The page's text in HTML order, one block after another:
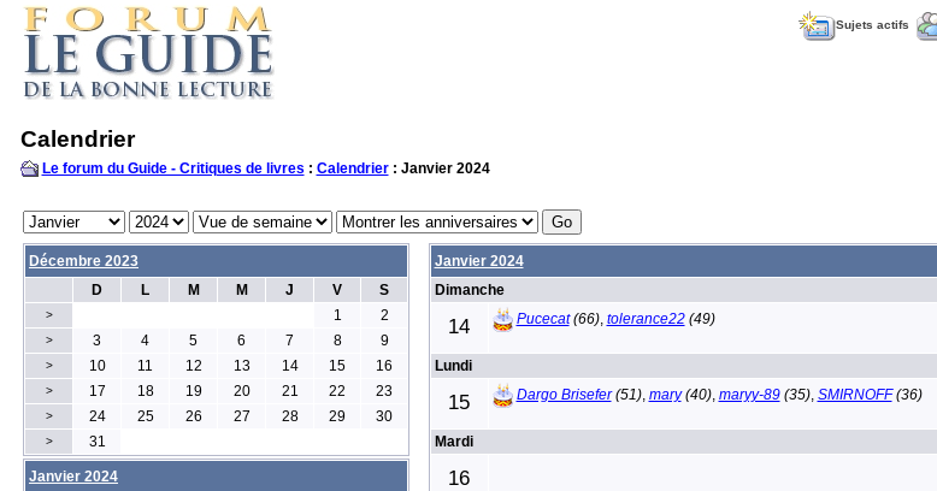
Sujets actifs
Calendrier
Le forum du Guide - Critiques de livres : Calendrier: Janvier 2024
Décembre 2023
D
L M M J V S
> 1 2
> 3 4 5 6 7 8 9
> 10 11 12 13 14 15 16
> 17 18 19 20 21 22 23
> 24 25 26 27 28 29 30
> 31
Janvier 2024
Dimanche
14 Pucecat(66), tolerance22(49)
Lundi
15 Dargo Brisefer(51), mary(40), maryy-89(35), SMIRNOFF(36)
Mardi
16
Janvier 2024